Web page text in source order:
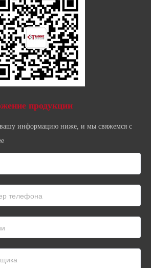
продукции
вашу информацию ниже, и мы свяжемся с